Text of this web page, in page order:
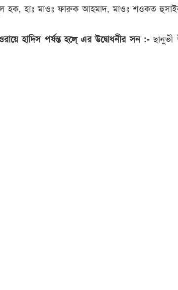
হাঃ মাওঃ ফারুক আহমাদ, মাওঃ শওকত
হাদিস পর্যন্ত হলে্ এর উদ্বোধনীর সন :-ছানুভী